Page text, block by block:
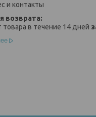
и контакты
товара в течение 14 дней